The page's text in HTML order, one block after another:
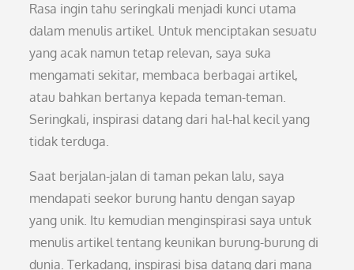
Rasa ingin tahu seringkali menjadi kunci utama
dalam menulis artikel. Untuk menciptakan sesuatu
yang acak namun tetap relevan, saya suka
mengamati sekitar, membaca berbagai artikel,
atau bahkan bertanya kepada teman-teman.
Seringkali, inspirasi datang dari hal-hal kecil yang
tidak terduga.
Saat berjalan-jalan di taman pekan lalu, saya
mendapati seekor burung hantu dengan sayap
yang unik. Itu kemudian menginspirasi saya untuk
menulis artikel tentang keunikan burung-burung di
dunia. Terkadang, inspirasi bisa datang dari mana